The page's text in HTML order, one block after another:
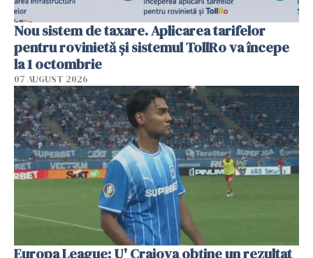
Nou sistem de taxare. Aplicarea tarifelor
pentru rovinietă şi sistemul TollRo va începe
la 1 octombrie
07 AUGUST 2026
Europa League: U' Craiova obține un rezultat